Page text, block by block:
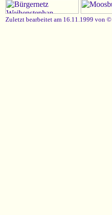
Zuletzt bearbeitet am 16.11.1999 von ©